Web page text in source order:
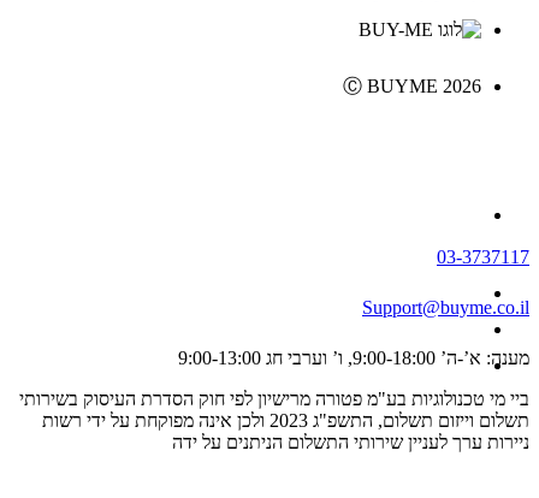
Ⓒ BUYME 2026
03-3737117
Support@buyme.co.il
מענה: א’-ה’ 9:00-18:00, ו’ וערבי חג 9:00-13:00
ביי מי טכנולוגיות בע"מ פטורה מרישיון לפי חוק הסדרת העיסוק בשירותי
תשלום וייזום תשלום, התשפ"ג 2023 ולכן אינה מפוקחת על ידי רשות
ניירות ערך לעניין שירותי התשלום הניתנים על ידה